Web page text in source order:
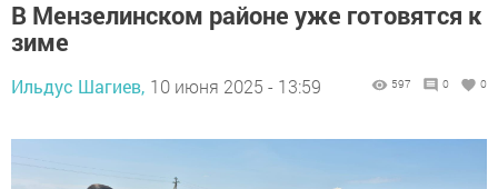
В Мензелинском районе уже готовятся к
зиме
Ильдус Шагиев, 10 июня 2025 - 13:59 597 0 0